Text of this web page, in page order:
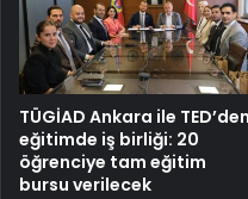
TÜGİAD Ankara ile TED’den
eğitimde iş birliği: 20
öğrenciye tam eğitim
bursu verilecek